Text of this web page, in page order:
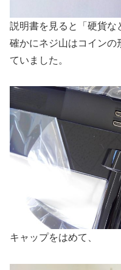
説明書を見ると「硬貨な
確かにネジ山はコインの
ていました。
キャップをはめて、